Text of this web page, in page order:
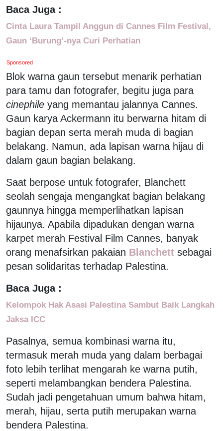
Baca Juga :
Cinta Laura Tampil Anggun di Cannes Film Festival,
Gaun ‘Burung’-nya Curi Perhatian
Sponsored
Blok warna gaun tersebut menarik perhatian
para tamu dan fotografer, begitu juga para
cinephile yang memantau jalannya Cannes.
Gaun karya Ackermann itu berwarna hitam di
bagian depan serta merah muda di bagian
belakang. Namun, ada lapisan warna hijau di
dalam gaun bagian belakang.
Saat berpose untuk fotografer, Blanchett
seolah sengaja mengangkat bagian belakang
gaunnya hingga memperlihatkan lapisan
hijaunya. Apabila dipadukan dengan warna
karpet merah Festival Film Cannes, banyak
orang menafsirkan pakaian Blanchett sebagai
pesan solidaritas terhadap Palestina.
Baca Juga :
Kelompok Hak Asasi Palestina Sambut Baik Langkah
Jaksa ICC
Pasalnya, semua kombinasi warna itu,
termasuk merah muda yang dalam berbagai
foto lebih terlihat mengarah ke warna putih,
seperti melambangkan bendera Palestina.
Sudah jadi pengetahuan umum bahwa hitam,
merah, hijau, serta putih merupakan warna
bendera Palestina.